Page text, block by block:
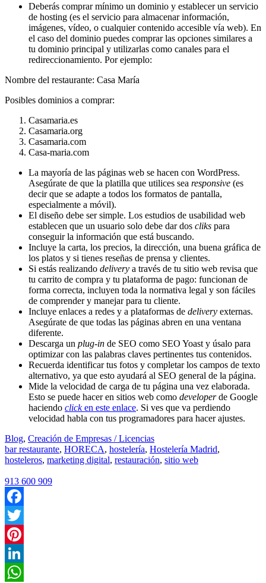
Deberás comprar mínimo un dominio y establecer un servicio
de hosting (es el servicio para almacenar información,
imágenes, vídeo, o cualquier contenido accesible vía web). En
el caso del dominio puedes comprar las opciones similares a
tu dominio principal y utilizarlas como canales para el
redireccionamiento. Por ejemplo:
Nombre del restaurante: Casa María
Posibles dominios a comprar:
Casamaria.es
Casamaria.org
Casamaria.com
Casa-maria.com
La mayoría de las páginas web se hacen con WordPress.
Asegúrate de que la platilla que utilices sea responsive (es
decir que se adapte a todos los formatos de pantalla,
especialmente a móvil).
El diseño debe ser simple. Los estudios de usabilidad web
establecen que un usuario solo debe dar dos cliks para
conseguir la información que está buscando.
Incluye la carta, los precios, la dirección, una buena gráfica de
los platos y si tienes reseñas de prensa y clientes.
Si estás realizando delivery a través de tu sitio web revisa que
tu carrito de compra y tu plataforma de pago: funcionan de
forma correcta, incluyen toda la normativa legal y son fáciles
de comprender y manejar para tu cliente.
Incluye enlaces a redes y a plataformas de delivery externas.
Asegúrate de que todas las páginas abren en una ventana
diferente.
Descarga un plug-in de SEO como SEO Yoast y úsalo para
optimizar con las palabras claves pertinentes tus contenidos.
Recuerda identificar tus fotos y completar los campos de texto
alternativo, ya que esto ayudará al SEO general de la página.
Mide la velocidad de carga de tu página una vez elaborada.
Esto se puede hacer en sitios web como developerde Google
haciendo clicken este enlace. Si ves que va perdiendo
velocidad habla con tus programadores para hacer ajustes.
Blog, Creación de Empresas / Licencias
bar restaurante, HORECA, hostelería, Hostelería Madrid,
hosteleros, marketing digital, restauración, sitio web
913 600 909
Facebook
Twitter
Pinterest
LinkedIn